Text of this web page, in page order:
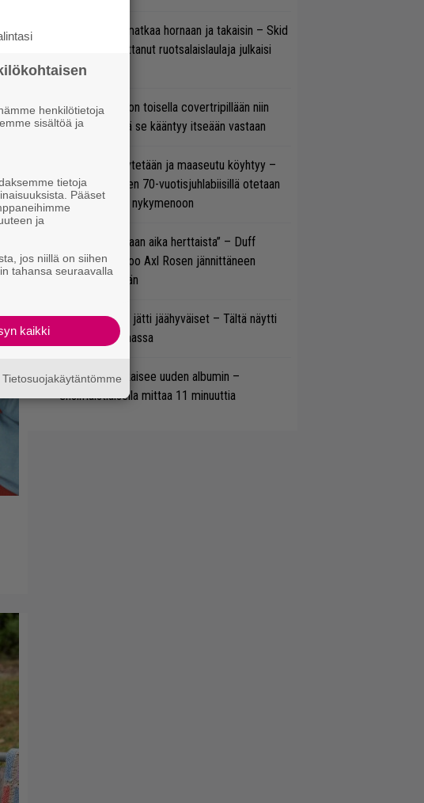
Erik Grönwall matkaa hornaan ja takaisin – Skid
Row’ssa vaikuttanut ruotsalaislaulaja julkaisi
uuden videon
Arvio: Saimaa on toisella covertripillään niin
suvereeni, että se kääntyy itseään vastaan
Työläisiä kyykytetään ja maaseutu köyhtyy –
Tumppi Varosen 70-vuotisjuhlabiisillä otetaan
tiukasti kantaa nykymenoon
”Se oli oikeastaan aika herttaista” – Duff
McKagan kertoo Axl Rosen jännittäneen
AC/DC-pestiään
Eppu Normaali jätti jäähyväiset – Tältä näytti
tunnelma Ratinassa
Neil Young julkaisee uuden albumin –
ensimaistiaisella mittaa 11 minuuttia
henkilötietoja
sisältöä ja
tietoja
Pääset
ja
jos niillä on siihen
tahansa seuraavalla
kaikki
Tietosuojakäytäntömme